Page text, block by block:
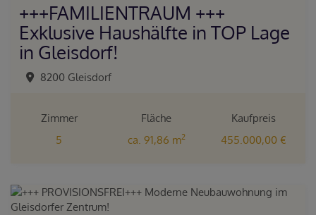
+++FAMILIENTRAUM +++
Exklusive Haushälfte in TOP Lage
in Gleisdorf!
8200 Gleisdorf
Zimmer
5
Fläche
ca. 91,86 m2
Kaufpreis
455.000,00 €